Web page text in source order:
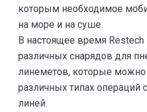
которым необходимое
на море и на суше.
В настоящее время
различных снарядов для
линеметов, которые можно
различных типах
линей.